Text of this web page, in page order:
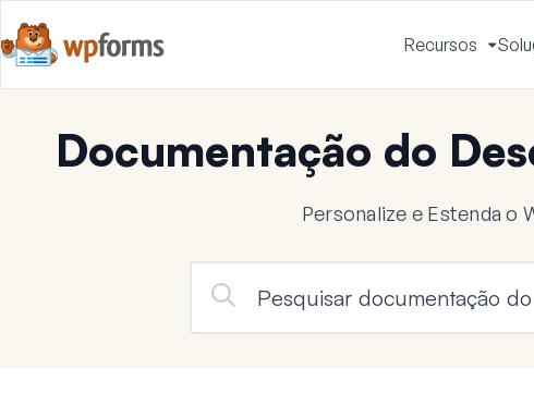
Recursos
Documentação do
Personalize e Estenda o